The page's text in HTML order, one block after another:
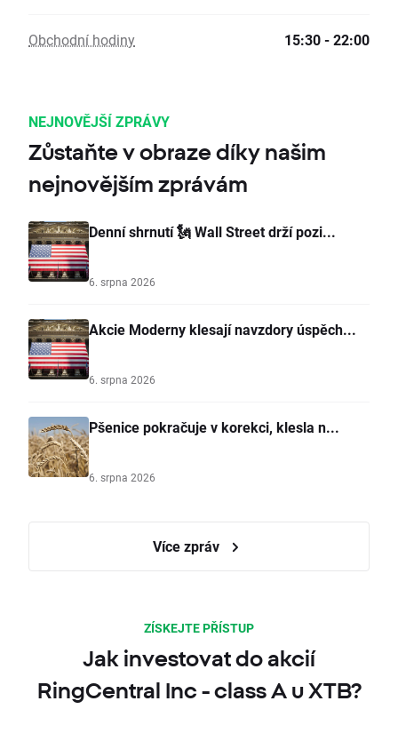
Obchodní hodiny 15:30 - 22:00
NEJNOVĚJŠÍ ZPRÁVY
Zůstaňte v obraze díky našim
nejnovějším zprávám
Denní shrnutí 🗽 Wall Street drží pozi...
6. srpna 2026
Akcie Moderny klesají navzdory úspěch...
6. srpna 2026
Pšenice pokračuje v korekci, klesla n...
6. srpna 2026
Více zpráv
ZÍSKEJTE PŘÍSTUP
Jak investovat do akcií
RingCentral Inc - class A u XTB?